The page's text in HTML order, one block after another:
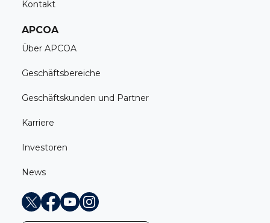
Kontakt
APCOA
Über APCOA
Geschäftsbereiche
Geschäftskunden und Partner
Karriere
Investoren
News
X Facebook
YoutubeInstagram